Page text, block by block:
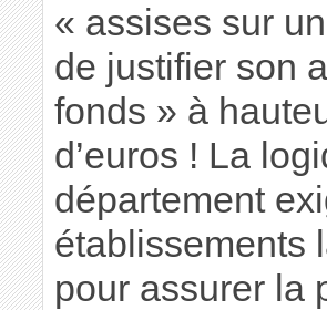
« assises sur
de justifier son
fonds » à
d’euros ! La
département
établissements
pour assurer la